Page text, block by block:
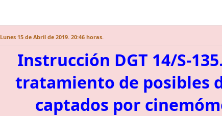
Lunes 15 de Abril de 2019. 20:46 horas.
Instrucción DGT 14/S-
tratamiento de posibles
captados por